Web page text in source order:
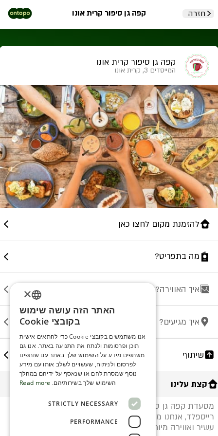
חזרה קפה גן סיפור קרית אונו
קפה גן סיפור קרית אונו
המייסדים 3, קרית אונו
להזמנת מקום לחצו כאן
מה בתפריט?
איך האווירה?
איך מגיעים?
שיתוף
קצת עלינו
מסעדת קפה גן סיפור קרית אונו ממוקמת בלב פארק
רייספלד, אנחנו מזמינים אתכם להנות מתפריט חלבי-דגים
עשיר ואווירה מיוחדת. חניון צמוד.
ENGLISH
SERBIA
HEBREW
RUSSIAN
SERBIAN-2
×
האתר הזה עושה שימוש
בקובצי Cookie
אנו משתמשים בקובצי Cookie כדי להתאים אישית
תוכן ופרסומות ולנתח את התנועה באתר. אנו גם
משתפים מידע על השימוש שלך באתר עם שותפינו
לפרסום ולניתוח, שעשויים לשלב אותו עם מידע
נוסף שמסרת להם או שנאסף על ידיהם במהלך
השימוש שלך בשירותיהם. Read more
STRICTLY NECESSARY
PERFORMANCE